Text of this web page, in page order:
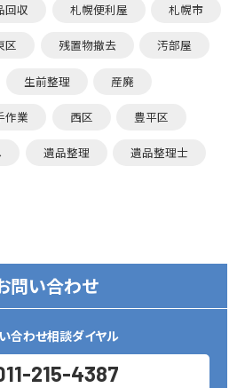
回収 札幌便利屋 札幌市
区 残置物撤去 汚部屋
生前整理 産廃
作業 西区 豊平区
遺品整理 遺品整理士
問い合わせ
合わせ相談ダイヤル
215-4387